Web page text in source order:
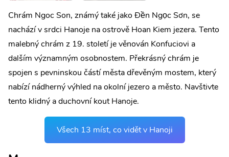
Chrám Ngoc Son, známý také jako Đền Ngọc Sơn, se
nachází v srdci Hanoje na ostrově Hoan Kiem jezera. Tento
malebný chrám z 19. století je věnován Konfuciovi a
dalším významným osobnostem. Překrásný chrám je
spojen s pevninskou částí města dřevěným mostem, který
nabízí nádherný výhled na okolní jezero a město. Navštivte
tento klidný a duchovní kout Hanoje.
Všech 13 míst, co vidět v Hanoji